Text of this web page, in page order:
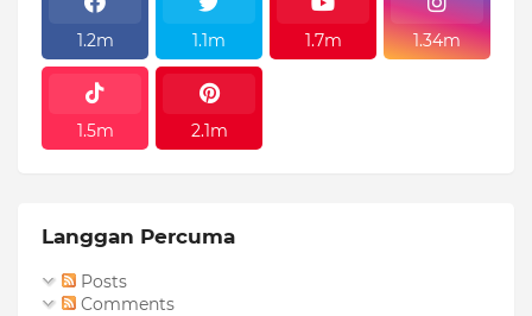
1.2m 1.1m 1.7m 1.34m
1.5m 2.1m
Langgan Percuma
Posts
Comments